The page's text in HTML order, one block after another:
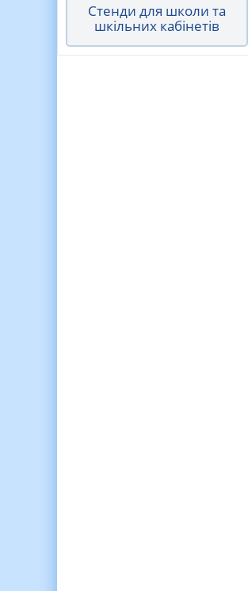
Стенди для школи та
шкільних кабінетів